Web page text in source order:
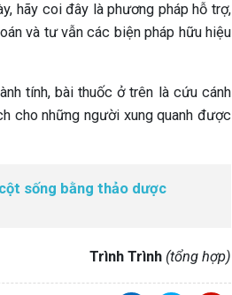
hãy coi đây là phương pháp hỗ trợ,
và tư vẫn các biện pháp hữu hiệu
tính, bài thuốc ở trên là cứu cánh
cho những người xung quanh được
sống bằng thảo dược
Trình Trình (tổng hợp)